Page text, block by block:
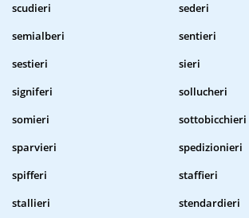
scudieri
sederi
semialberi
sentieri
sestieri
sieri
signiferi
sollucheri
somieri
sottobicchieri
sparvieri
spedizionieri
spifferi
staffieri
stallieri
stendardieri